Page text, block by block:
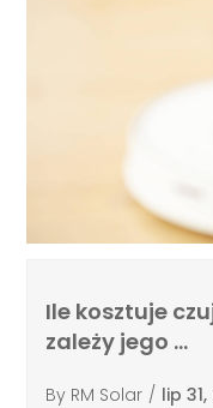
Ile kosztuje
zależy jego …
By RM Solar / lip